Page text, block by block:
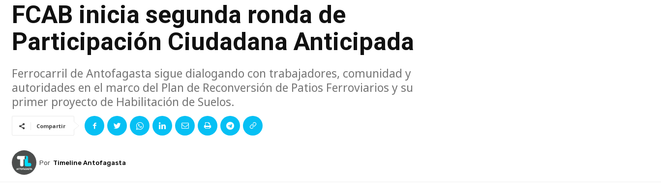
FCAB inicia segunda ronda de
Participación Ciudadana Anticipada
Ferrocarril de Antofagasta sigue dialogando con trabajadores, comunidad y
autoridades en el marco del Plan de Reconversión de Patios Ferroviarios y su
primer proyecto de Habilitación de Suelos.
Compartir
Por Timeline Antofagasta